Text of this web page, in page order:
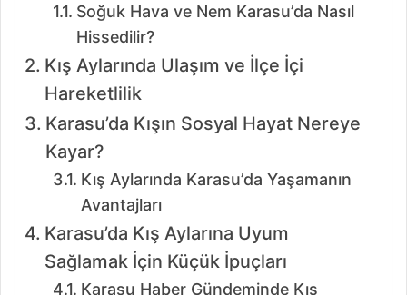
Soğuk Hava ve Nem Karasu’da Nasıl
Hissedilir?
Kış Aylarında Ulaşım ve İlçe İçi
Hareketlilik
Karasu’da Kışın Sosyal Hayat Nereye
Kayar?
Kış Aylarında Karasu’da Yaşamanın
Avantajları
Karasu’da Kış Aylarına Uyum
Sağlamak İçin Küçük İpuçları
Karasu Haber Gündeminde Kış